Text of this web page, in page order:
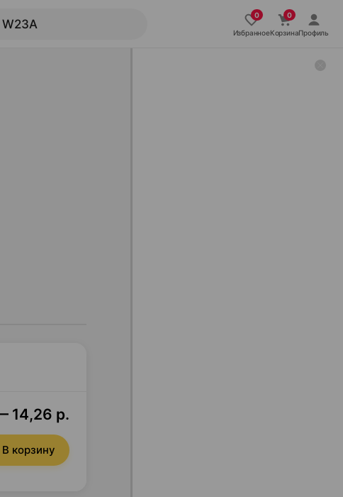
ИзбранноеКорзинаПрофиль
14,26 р.
В корзину